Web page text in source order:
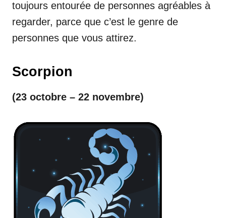
toujours entourée de personnes agréables à
regarder, parce que c’est le genre de
personnes que vous attirez.
Scorpion
(23 octobre – 22 novembre)